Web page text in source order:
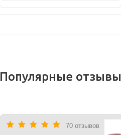
Популярные отзывы
70 отзывов